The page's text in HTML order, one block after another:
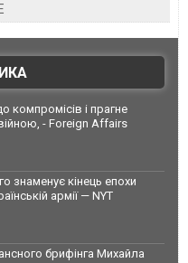
компромісів і прагне
- Foreign Affairs
знаменує кінець епохи
армії — NYT
брифінга Михайла